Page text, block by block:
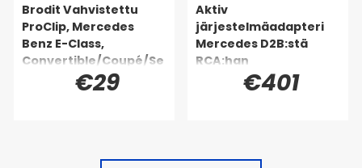
Brodit Vahvistettu
ProClip, Mercedes
Benz E-Class,
Convertible/Coupé/Se
dan/Stationwagon
€29
Aktiv
järjestelmäadapteri
Mercedes D2B:stä
RCA:han
€401